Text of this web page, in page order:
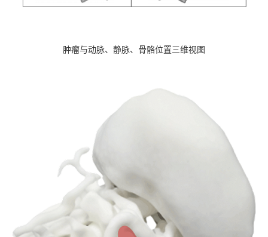
肿瘤与动脉、静脉、骨骼位置三维视图